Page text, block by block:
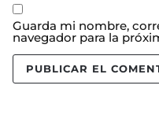
Guarda mi nombre,
navegador para la